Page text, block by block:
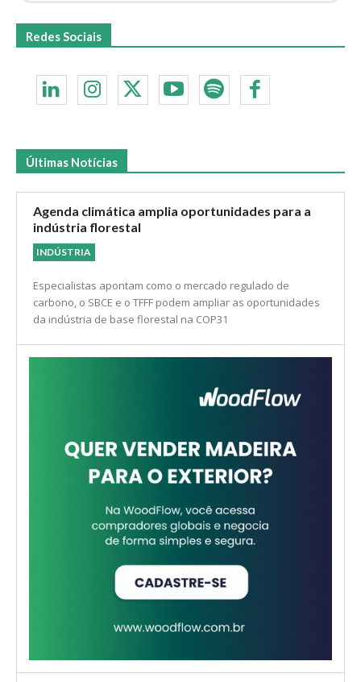
Assine nossa newsletter gratuita e receba com
exclusividade notícias e novidades
Redes Sociais
Últimas Notícias
Agenda climática amplia oportunidades para a
indústria florestal
INDÚSTRIA
da indústria de base florestal na COP31